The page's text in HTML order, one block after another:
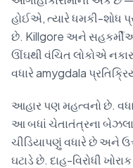
હોઈએ, ત્યારે ધમકી-શોધ
છે. Killgore અને
ઊંઘથી વંચિત લોકોએ
વધારે amygdala
આહાર પણ મહત્વનો છે.
આ બધાં ચેતાતંત્રના
ચીડિયાપણું વધારે છે અને
ઘટાડે છે. દાહ-વિરોધી